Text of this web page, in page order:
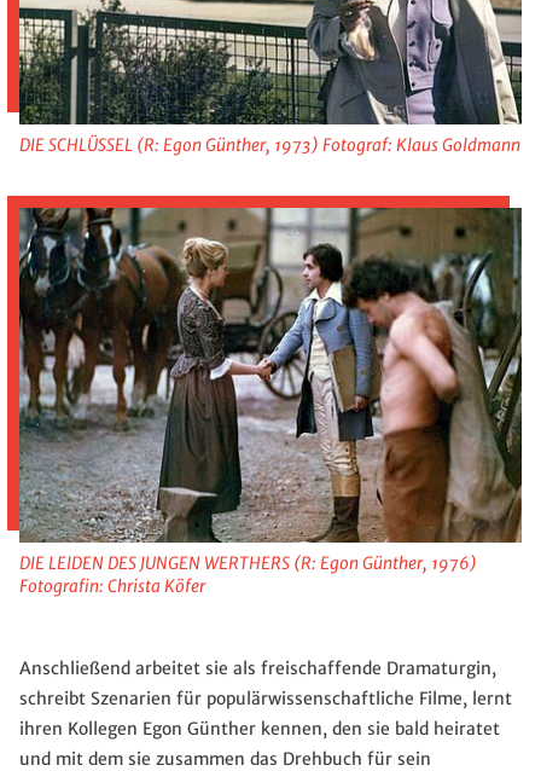
DIE SCHLÜSSEL (R: Egon Günther, 1973) Fotograf: Klaus Goldmann
DIE LEIDEN DES JUNGEN WERTHERS (R: Egon Günther, 1976)
Fotografin: Christa Köfer
Anschließend arbeitet sie als freischaffende Dramaturgin,
schreibt Szenarien für populärwissenschaftliche Filme, lernt
ihren Kollegen Egon Günther kennen, den sie bald heiratet
und mit dem sie zusammen das Drehbuch für sein